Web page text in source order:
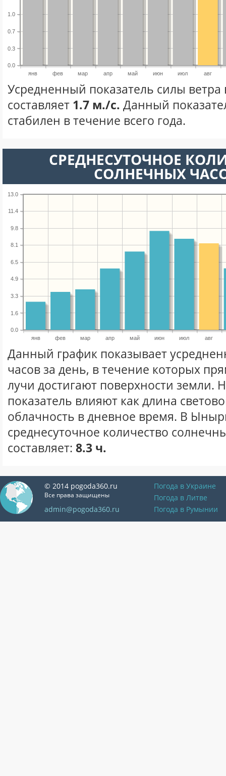
янв фев мар апр май июн июл авг
0.0
0.3
0.7
1.0
Усредненный показатель силы ветра
составляет 1.7 м./с. Данный
стабилен в течение всего года.
СРЕДНЕСУТОЧНОЕ
СОЛНЕЧНЫХ
янв фев мар апр май июн июл авг
0.0
1.6
3.3
4.9
6.5
8.1
9.8
11.4
13.0
Данный график показывает
часов за день, в течение которых
лучи достигают поверхности земли.
показатель влияют как длина
облачность в дневное время. В
среднесуточное количество
составляет: 8.3 ч.
© 2014 pogoda360.ru
Все права защищены
admin@pogoda360.ru
Погода в Украине
Погода в Литве
Погода в Румынии